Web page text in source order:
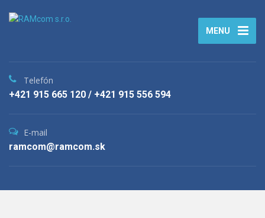
MENU
Telefón
+421 915 665 120 / +421 915 556 594
E-mail
ramcom@ramcom.sk